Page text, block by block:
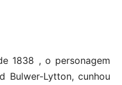
1838 , o personagem
Bulwer-Lytton, cunhou